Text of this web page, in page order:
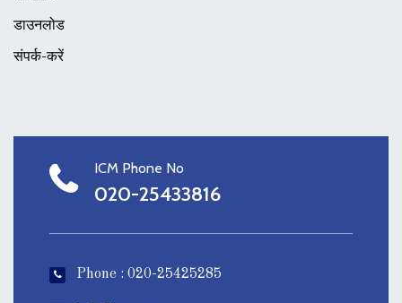
डाउनलोड
संपर्क-करें
ICM Phone No
020-25433816
Phone : 020-25425285